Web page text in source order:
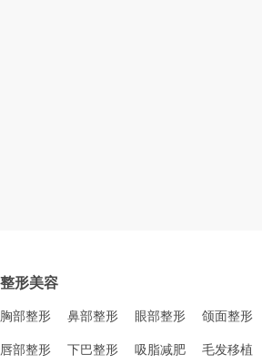
整形美容
胸部整形 鼻部整形 眼部整形 颌面整形
唇部整形 下巴整形 吸脂减肥 毛发移植